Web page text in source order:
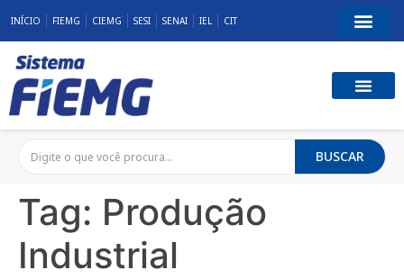
INÍCIO FIEMG CIEMG SESI SENAI IEL CIT
BUSCAR
Tag: Produção
Industrial